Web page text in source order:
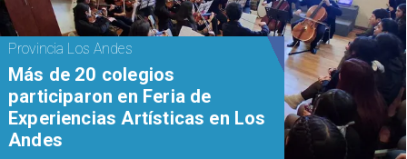
Provincia Los Andes
Más de 20 colegios
participaron en Feria de
Experiencias Artísticas en Los
Andes